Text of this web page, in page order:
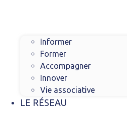
Informer
Former
Accompagner
Innover
Vie associative
LE RÉSEAU